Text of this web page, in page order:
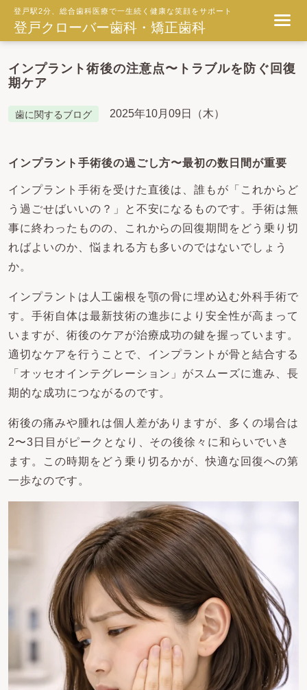
登戸駅2分、総合歯科医療で一生続く健康な笑顔をサポート
登戸クローバー歯科・矯正歯科
インプラント術後の注意点〜トラブルを防ぐ回復
期ケア
歯に関するブログ 2025年10月09日（木）
インプラント手術後の過ごし方〜最初の数日間が重要
インプラント手術を受けた直後は、誰もが「これからど
う過ごせばいいの？」と不安になるものです。手術は無
事に終わったものの、これからの回復期間をどう乗り切
ればよいのか、悩まれる方も多いのではないでしょう
か。
インプラントは人工歯根を顎の骨に埋め込む外科手術で
す。手術自体は最新技術の進歩により安全性が高まって
いますが、術後のケアが治療成功の鍵を握っています。
適切なケアを行うことで、インプラントが骨と結合する
「オッセオインテグレーション」がスムーズに進み、長
期的な成功につながるのです。
術後の痛みや腫れは個人差がありますが、多くの場合は
2〜3日目がピークとなり、その後徐々に和らいでいき
ます。この時期をどう乗り切るかが、快適な回復への第
一歩なのです。